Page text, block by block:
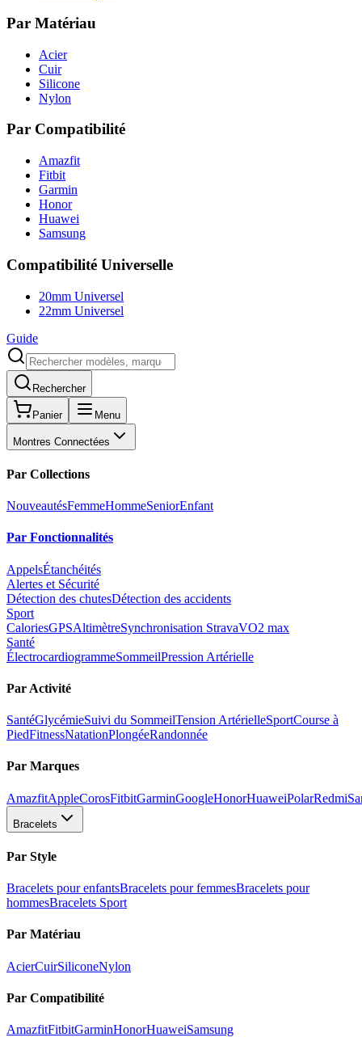
Par Matériau
Acier
Cuir
Silicone
Nylon
Par Compatibilité
Amazfit
Fitbit
Garmin
Honor
Huawei
Samsung
Compatibilité Universelle
20mm Universel
22mm Universel
Guide
Rechercher
Panier Menu
Montres Connectées
Par Collections
NouveautésFemmeHommeSeniorEnfant
Par Fonctionnalités
AppelsÉtanchéités
Alertes et Sécurité
Détection des chutesDétection des accidents
Sport
CaloriesGPSAltimètreSynchronisation StravaVO2 max
Santé
ÉlectrocardiogrammeSommeilPression Artérielle
Par Activité
SantéGlycémieSuivi du SommeilTension ArtérielleSportCourse à
PiedFitnessNatationPlongéeRandonnée
Par Marques
AmazfitAppleCorosFitbitGarminGoogleHonorHuaweiPolarRedmi
Bracelets
Par Style
Bracelets pour enfantsBracelets pour femmesBracelets pour
hommesBracelets Sport
Par Matériau
AcierCuirSiliconeNylon
Par Compatibilité
AmazfitFitbitGarminHonorHuaweiSamsung